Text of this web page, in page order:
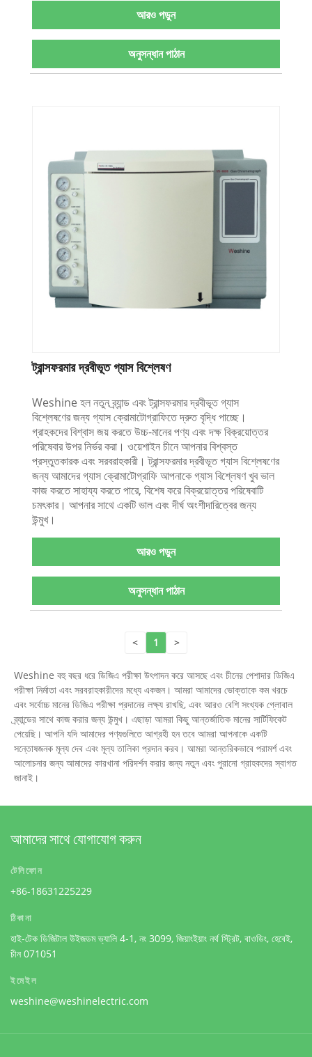
আরও পড়ুন
অনুসন্ধান পাঠান
ট্রান্সফরমার দ্রবীভূত গ্যাস বিশ্লেষণ
Weshine হল নতুন ব্র্যান্ড এবং ট্রান্সফরমার দ্রবীভূত গ্যাস
বিশ্লেষণের জন্য গ্যাস ক্রোমাটোগ্রাফিতে দ্রুত বৃদ্ধি পাচ্ছে।
গ্রাহকদের বিশ্বাস জয় করতে উচ্চ-মানের পণ্য এবং দক্ষ বিক্রয়োত্তর
পরিষেবার উপর নির্ভর করা। ওয়েশাইন চীনে আপনার বিশ্বস্ত
প্রস্তুতকারক এবং সরবরাহকারী। ট্রান্সফরমার দ্রবীভূত গ্যাস বিশ্লেষণের
জন্য আমাদের গ্যাস ক্রোমাটোগ্রাফি আপনাকে গ্যাস বিশ্লেষণ খুব ভাল
কাজ করতে সাহায্য করতে পারে, বিশেষ করে বিক্রয়োত্তর পরিষেবাটি
চমৎকার। আপনার সাথে একটি ভাল এবং দীর্ঘ অংশীদারিত্বের জন্য
উন্মুখ।
আরও পড়ুন
অনুসন্ধান পাঠান
< 1 >
Weshine বহু বছর ধরে ডিজিএ পরীক্ষা উৎপাদন করে আসছে এবং চীনের পেশাদার ডিজিএ
পরীক্ষা নির্মাতা এবং সরবরাহকারীদের মধ্যে একজন। আমরা আমাদের ভোক্তাকে কম খরচে
এবং সর্বোচ্চ মানের ডিজিএ পরীক্ষা প্রদানের লক্ষ্য রাখছি, এবং আরও বেশি সংখ্যক গ্লোবাল
ব্র্যান্ডের সাথে কাজ করার জন্য উন্মুখ। এছাড়া আমরা কিছু আন্তর্জাতিক মানের সার্টিফিকেট
পেয়েছি। আপনি যদি আমাদের পণ্যগুলিতে আগ্রহী হন তবে আমরা আপনাকে একটি
সন্তোষজনক মূল্য দেব এবং মূল্য তালিকা প্রদান করব। আমরা আন্তরিকভাবে পরামর্শ এবং
আলোচনার জন্য আমাদের কারখানা পরিদর্শন করার জন্য নতুন এবং পুরানো গ্রাহকদের স্বাগত
জানাই।
আমাদের সাথে যোগাযোগ করুন
টেলিফোন
+86-18631225229
ঠিকানা
হাই-টেক ডিজিটাল উইজডম ভ্যালি 4-1, নং 3099, জিয়াংইয়াং নর্থ স্ট্রিট, বাওডিং, হেবেই,
চীন 071051
ইমেইল
weshine@weshinelectric.com